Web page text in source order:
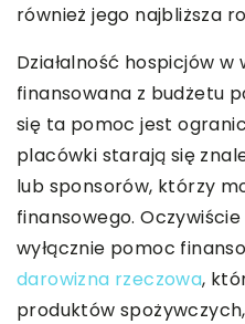
również jego najbliższa
Działalność hospicjów w
finansowana z budżetu
się ta pomoc jest
placówki starają się
lub sponsorów, którzy
finansowego.
wyłącznie pomoc
darowizna rzeczowa,
produktów